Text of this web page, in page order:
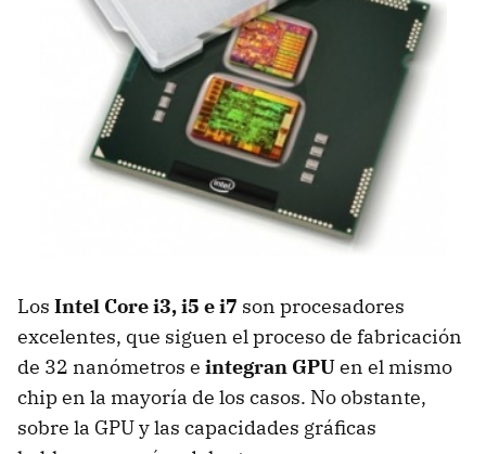
Los Intel Core i3, i5 e i7 son procesadores
excelentes, que siguen el proceso de fabricación
de 32 nanómetros e integran GPUen el mismo
chip en la mayoría de los casos. No obstante,
sobre la GPUy las capacidades gráficas